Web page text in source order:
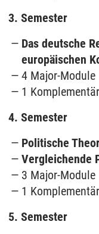
3. Semester
Das deutsche
europäischen
4 Major-Module
1
4. Semester
Politische
Vergleichende
3 Major-Module
1
5. Semester